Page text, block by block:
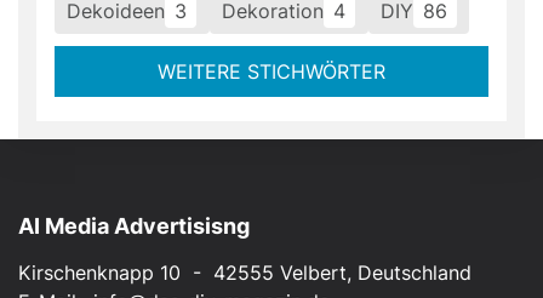
Dekoideen 3 Dekoration 4 DIY 86
WEITERE STICHWÖRTER
AI Media Advertisisng
Kirschenknapp 10 - 42555 Velbert, Deutschland